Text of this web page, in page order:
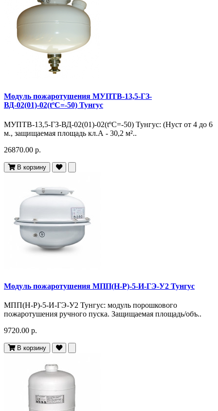
Модуль пожаротушения МУПТВ-13,5-ГЗ-
ВД-02(01)-02(tºC=-50) Тунгус
МУПТВ-13,5-ГЗ-ВД-02(01)-02(tºC=-50) Тунгус: (Hуст от 4 до 6
м., защищаемая площадь кл.А - 30,2 м²..
26870.00 р.
В корзину
Модуль пожаротушения МПП(Н-Р)-5-И-ГЭ-У2 Тунгус
МПП(Н-Р)-5-И-ГЭ-У2 Тунгус: модуль порошкового
пожаротушения ручного пуска. Защищаемая площадь/объ..
9720.00 р.
В корзину